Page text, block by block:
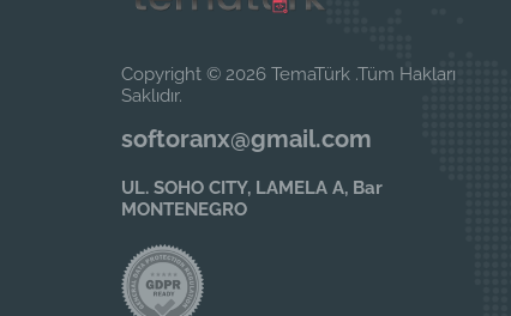
Copyright © 2026 TemaTürk .Tüm Hakları
Saklıdır.
softoranx@gmail.com
UL. SOHO CITY, LAMELA A, Bar
MONTENEGRO